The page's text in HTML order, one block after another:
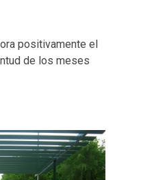
positivamente el
de los meses